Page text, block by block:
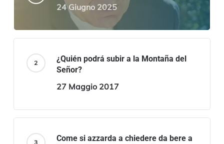
24 Giugno 2025
¿Quién podrá subir a la Montaña del
Señor?
27 Maggio 2017
Come si azzarda a chiedere da bere a